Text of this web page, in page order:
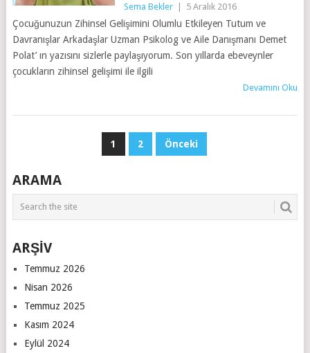
Sema Bekler 5 Aralık 2016
Çocuğunuzun Zihinsel Gelişimini Olumlu Etkileyen Tutum ve
Davranışlar Arkadaşlar Uzman Psikolog ve Aile Danışmanı Demet
Polat’ ın yazısını sizlerle paylaşıyorum. Son yıllarda ebeveynler
çocukların zihinsel gelişimi ile ilgili
Devamını Oku
1 2 Önceki
ARAMA
ARŞİV
Temmuz 2026
Nisan 2026
Temmuz 2025
Kasım 2024
Eylül 2024